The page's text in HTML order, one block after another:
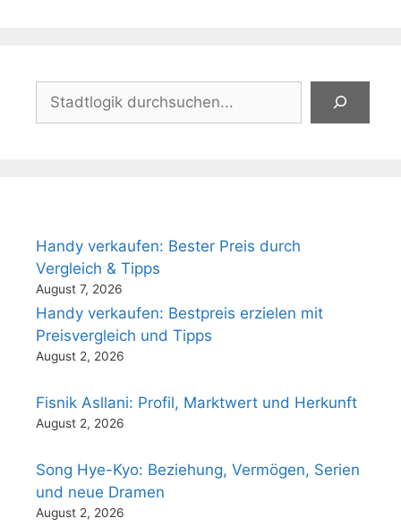
Handy verkaufen: Bester Preis durch
Vergleich & Tipps
August 7, 2026
Handy verkaufen: Bestpreis erzielen mit
Preisvergleich und Tipps
August 2, 2026
Fisnik Asllani: Profil, Marktwert und Herkunft
August 2, 2026
Song Hye-Kyo: Beziehung, Vermögen, Serien
und neue Dramen
August 2, 2026